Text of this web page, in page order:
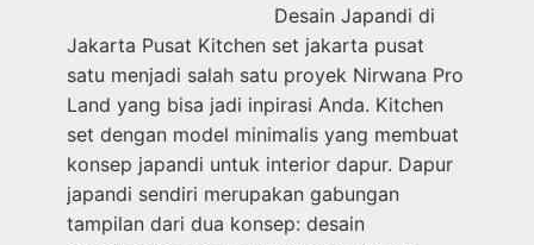
Desain Japandi di
Jakarta Pusat Kitchen set jakarta pusat
satu menjadi salah satu proyek Nirwana Pro
Land yang bisa jadi inpirasi Anda. Kitchen
set dengan model minimalis yang membuat
konsep japandi untuk interior dapur. Dapur
japandi sendiri merupakan gabungan
tampilan dari dua konsep: desain